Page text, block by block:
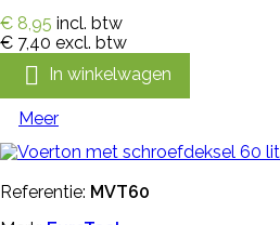
€ 8,95 incl. btw
€ 7,40 excl. btw
 In winkelwagen
Meer
Referentie: MVT60